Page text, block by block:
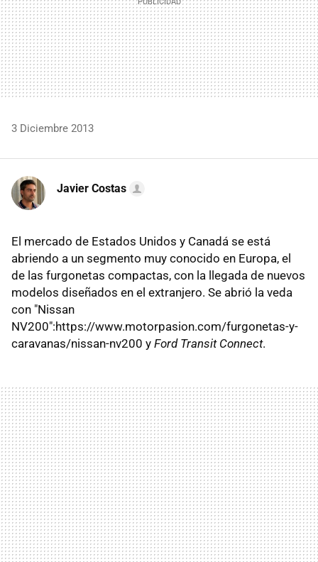
3 Diciembre 2013
Javier Costas
El mercado de Estados Unidos y Canadá se está
abriendo a un segmento muy conocido en Europa, el
de las furgonetas compactas, con la llegada de nuevos
modelos diseñados en el extranjero. Se abrió la veda
con "Nissan
NV200":https://www.motorpasion.com/furgonetas-y-
caravanas/nissan-nv200 y Ford Transit Connect.